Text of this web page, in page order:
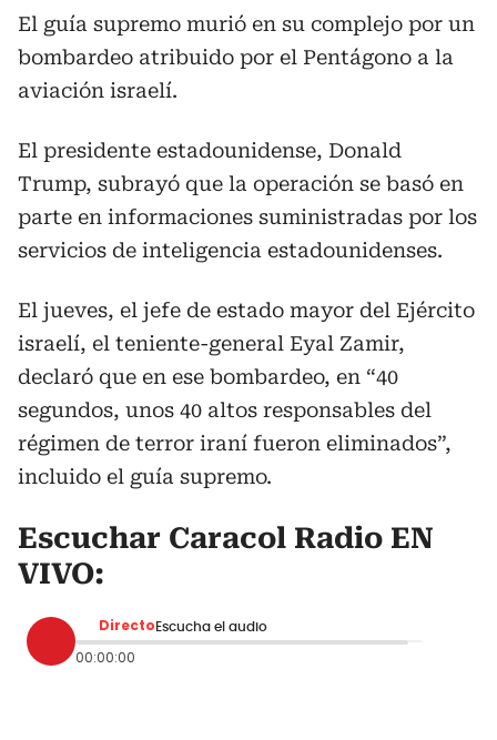
El guía supremo murió en su complejo por un
bombardeo atribuido por el Pentágono a la
aviación israelí.
El presidente estadounidense, Donald
Trump, subrayó que la operación se basó en
parte en informaciones suministradas por los
servicios de inteligencia estadounidenses.
El jueves, el jefe de estado mayor del Ejército
israelí, el teniente-general Eyal Zamir,
declaró que en ese bombardeo, en “40
segundos, unos 40 altos responsables del
régimen de terror iraní fueron eliminados”,
incluido el guía supremo.
Escuchar Caracol Radio EN
VIVO:
Directo Escucha el audio
00:00:00